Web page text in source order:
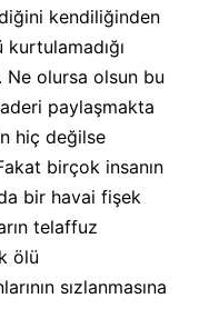
kendiliğinden
Ne olursa olsun bu
paylaşmakta
hiç değilse
birçok insanın
bir havai fişek
telaffuz
ölü
sızlanmasına